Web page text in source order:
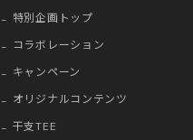
特別企画トップ
コラボレーション
キャンペーン
オリジナルコンテンツ
干支TEE